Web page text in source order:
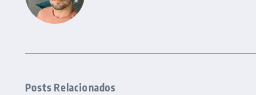
Posts Relacionados